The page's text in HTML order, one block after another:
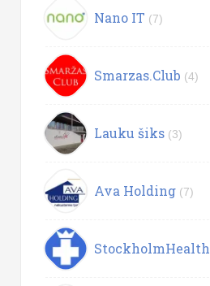
Nano IT (7)
Smarzas.Club (4)
Lauku šiks (3)
Ava Holding (7)
StockholmHealth